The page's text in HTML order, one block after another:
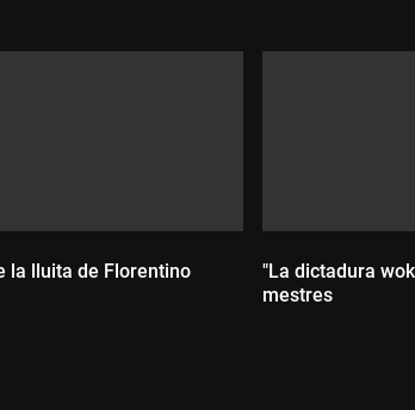
la lluita de Florentino
"La dictadura
mestres